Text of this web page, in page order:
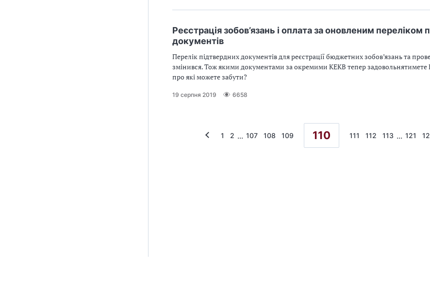
Реєстрація зобов’язань і оплата за оновленим переліком
документів
Перелік підтвердних документів для реєстрації бюджетних зобов’язань та
змінився. Тож якими документами за окремими КЕКВ тепер задовольнятимете
про які можете забути?
19 серпня 2019 6658
1 2 ... 107 108 109 110 111 112 113 ... 121